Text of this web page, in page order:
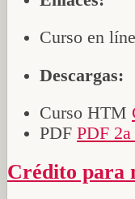
Curso en
Descargas:
Curso HTM
PDF PDF
Crédito para